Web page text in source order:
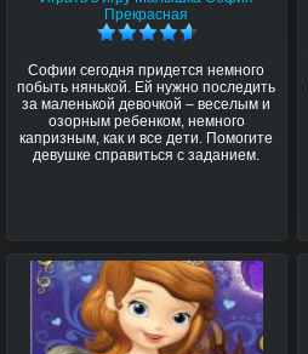
Прекрасная
Софии сегодня придется немного
побыть нянькой. Ей нужно последить
за маленькой девочкой – веселым и
озорным ребенком, немного
капризным, как и все дети. Помогите
девушке справиться с заданием.